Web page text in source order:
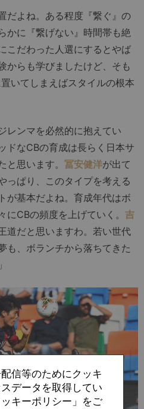
だよね。ある程度『繋ぐ』の
かに『繋げない』時間帯も絶
こだわった人選にするとやば
からも学びましたけど、そも
いてしまえばスタイルの根本
レンマを必然的に抱えてい
ドなCBの育成は長らく日本サ
と思います。 冨安健洋が出て
っぱり、このタイプを考える
が基本だよね。育成年代はボ
CBの頻度を上げていく。 吉
道だと思いますわ。若い世代
も、ボランチから落ちてきた
信等のためにクッキ
データを取得してい
キーポリシー」をご